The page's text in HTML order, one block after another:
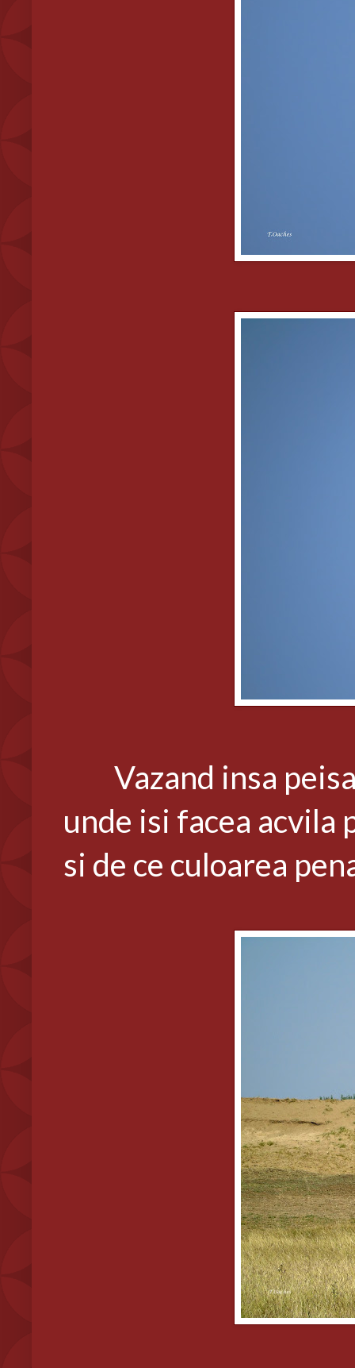
Vazand insa
unde isi facea acvila
si de ce culoarea